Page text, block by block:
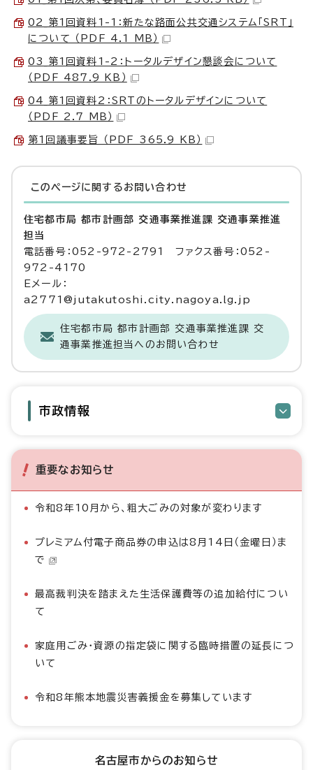
02_第1回資料1-1：新たな路面公共交通システム「SRT」
について （PDF 4.1 MB）
03_第1回資料1-2：トータルデザイン懇談会について
（PDF 487.9 KB）
04_第1回資料2：SRTのトータルデザインについて
（PDF 2.7 MB）
第1回議事要旨 （PDF 365.9 KB）
このページに関する お問い合わせ
住宅都市局 都市計画部 交通事業推進課 交通事業推進
担当
電話番号：052-972-2791 ファクス番号：052-
972-4170
Eメール：
a2771@jutakutoshi.city.nagoya.lg.jp
住宅都市局 都市計画部 交通事業推進課 交
通事業推進担当へのお問い合わせ
市政情報
重要なお知らせ
令和8年10月から、粗大ごみの対象が変わります
プレミアム付電子商品券の申込は8月14日（金曜日）ま
で
最高裁判決を踏まえた生活保護費等の追加給付につい
て
家庭用ごみ・資源の指定袋に関する臨時措置の延長につ
いて
令和8年熊本地震災害義援金を募集しています
名古屋市からのお知らせ